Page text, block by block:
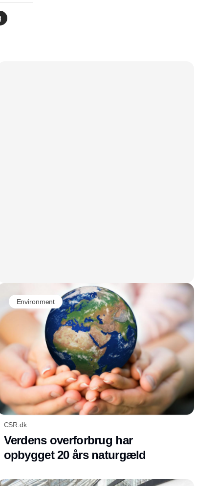
Environment
CSR.dk
Verdens overforbrug har
opbygget 20 års naturgæld